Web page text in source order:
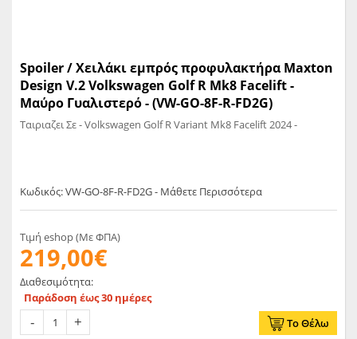
Spoiler / Χειλάκι εμπρός προφυλακτήρα Maxton
Design V.2 Volkswagen Golf R Mk8 Facelift -
Μαύρο Γυαλιστερό - (VW-GO-8F-R-FD2G)
Ταιριαζει Σε - Volkswagen Golf R Variant Mk8 Facelift 2024 -
Κωδικός: VW-GO-8F-R-FD2G - Μάθετε Περισσότερα
Τιμή eshop (Με ΦΠΑ)
219,00€
Διαθεσιμότητα:
Παράδοση έως 30 ημέρες
Το Θέλω